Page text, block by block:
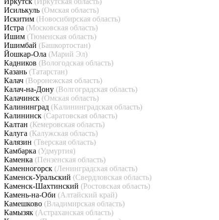
Исилькуль (Омская область)
Искитим (Новосибирская область)
Истра (Московская область)
Ишим (Тюменская область)
Ишимбай (Башкортостан)
Йошкар-Ола (Марий Эл)
Кадников (Вологодская область)
Казань (Татарстан)
Калач (Воронежская область)
Калач-на-Дону (Волгоградская область)
Калачинск (Омская область)
Калининград (Калининградская область)
Калининск (Саратовская область)
Калтан (Кемеровская область)
Калуга (Калужская область)
Калязин (Тверская область)
Камбарка (Удмуртия)
Каменка (Пензенская область)
Каменногорск (Ленинградская область)
Каменск-Уральский (Свердловская область)
Каменск-Шахтинский (Ростовская область)
Камень-на-Оби (Алтайский край)
Камешково (Владимирская область)
Камызяк (Астраханская область)